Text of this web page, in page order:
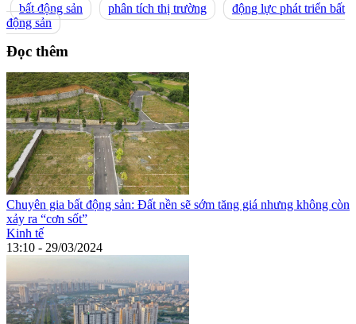
bất động sản
phân tích thị trường
động lực phát triển bất
động sản
Đọc thêm
Chuyên gia bất động sản: Đất nền sẽ sớm tăng giá nhưng không còn
xảy ra “cơn sốt”
Kinh tế
13:10 - 29/03/2024